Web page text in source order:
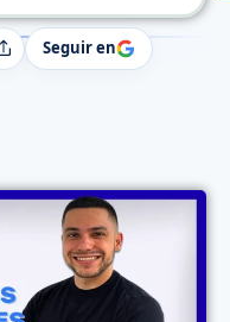
CompartirSeguir en